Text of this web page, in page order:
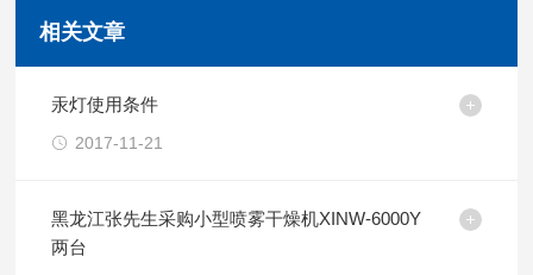
相关文章
汞灯使用条件
2017-11-21
黑龙江张先生采购小型喷雾干燥机XINW-6000Y
两台